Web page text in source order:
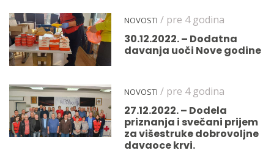
NOVOSTI / pre 4 godina
30.12.2022. – Dodatna
davanja uoči Nove godine
NOVOSTI / pre 4 godina
27.12.2022. – Dodela
priznanja i svečani prijem
za višestruke dobrovoljne
davaoce krvi.